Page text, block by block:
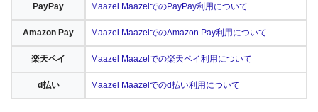
PayPay Maazel MaazelでのPayPay利用について
Amazon Pay Maazel MaazelでのAmazon Pay利用について
楽天ペイ Maazel Maazelでの楽天ペイ利用について
d払い Maazel Maazelでのd払い利用について